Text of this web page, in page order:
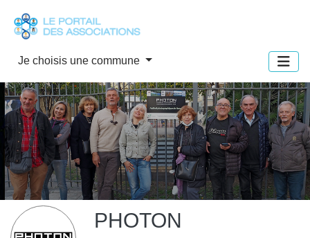
Je choisis une commune
PHOTON